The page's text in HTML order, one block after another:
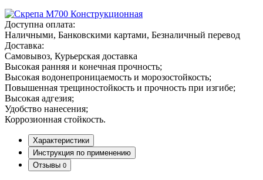
Доступна оплата:
Наличными, Банковскими картами, Безналичный перевод
Доставка:
Самовывоз, Курьерская доставка
Высокая ранняя и конечная прочность;
Высокая водонепроницаемость и морозостойкость;
Повышенная трещиностойкость и прочность при изгибе;
Высокая адгезия;
Удобство нанесения;
Коррозионная стойкость.
Характеристики
Инструкция по применению
Отзывы 0